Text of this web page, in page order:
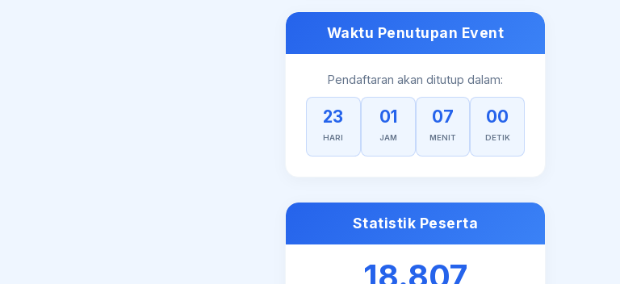
Waktu Penutupan Event
Pendaftaran akan ditutup dalam:
23
HARI
01
JAM
06
MENIT
59
DETIK
Statistik Peserta